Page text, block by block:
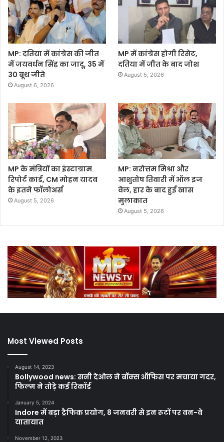
MP: दतिया में कांग्रेस की जीत
में जयवर्धन सिंह का जादू, 35 में
30 बूथ जीते
August 6, 2026
MP में कांग्रेस होगी रिसेट,
दतिया में जीत के बाद जोश
August 5, 2026
MP के मंत्रियों का इंस्टाग्राम
रिपोर्ट कार्ड, CM मोहन यादव
के इतने फॉलोअर्स
August 5, 2026
MP: नरोत्तम मिश्रा और
आशुतोष तिवारी में ऑल इज
वेल, हार के बाद हुई खास
मुलाकात
August 5, 2026
Most Viewed Posts
August 14, 2023
Bollywood news: सनी देओल ने बॉक्स ऑफिस पर मचाया गदर,
फिल्म ने तोड़े कई रिकॉर्ड
January 5, 2024
Indore में बड़ा ट्रैफिक प्रयोग, 8 जनवरी से इन रूटों पर वन-वे
यातायात
November 12, 2023